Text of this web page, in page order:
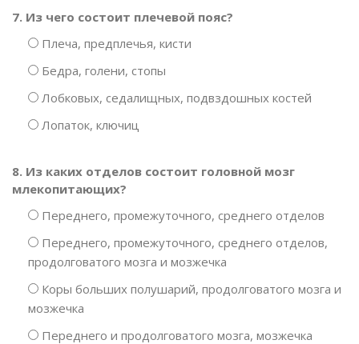
7. Из чего состоит плечевой пояс?
Плеча, предплечья, кисти
Бедра, голени, стопы
Лобковых, седалищных, подвздошных костей
Лопаток, ключиц
8. Из каких отделов состоит головной мозг
млекопитающих?
Переднего, промежуточного, среднего отделов
Переднего, промежуточного, среднего отделов,
продолговатого мозга и мозжечка
Коры больших полушарий, продолговатого мозга и
мозжечка
Переднего и продолговатого мозга, мозжечка